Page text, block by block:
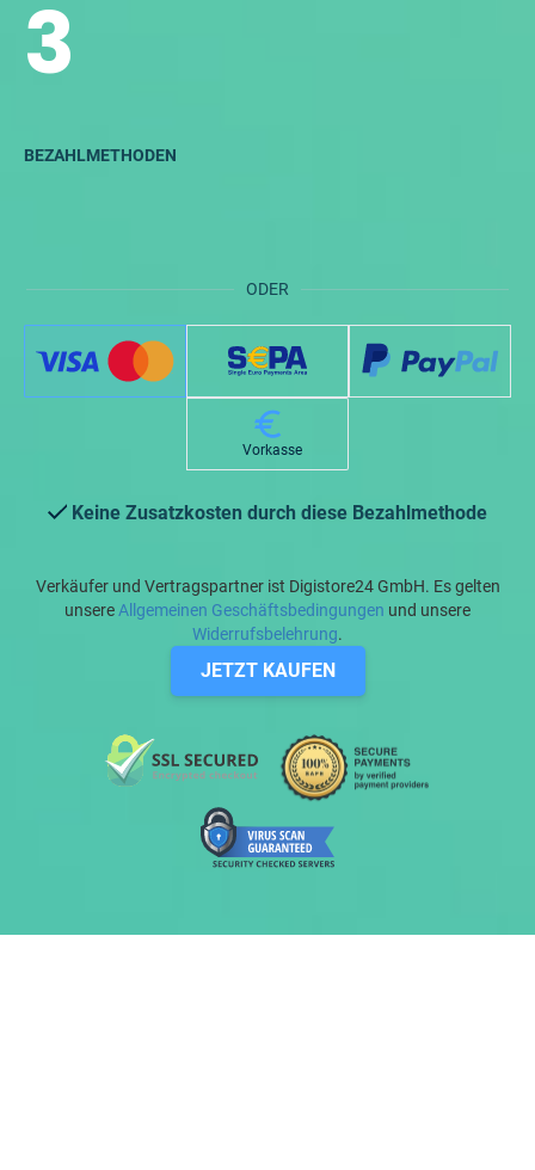
3
ODER
BEZAHLMETHODEN
Vorkasse
Keine Zusatzkosten durch diese Bezahlmethode
Verkäufer und Vertragspartner ist Digistore24 GmbH. Es gelten
unsere Allgemeinen Geschäftsbedingungen und unsere
Widerrufsbelehrung.
JETZT KAUFEN